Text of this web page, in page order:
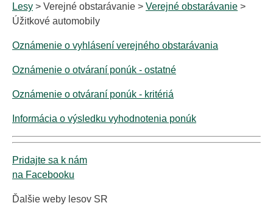
Lesy > Verejné obstarávanie > Verejné obstarávanie >
Úžitkové automobily
Oznámenie o vyhlásení verejného obstarávania
Oznámenie o otváraní ponúk - ostatné
Oznámenie o otváraní ponúk - kritériá
Informácia o výsledku vyhodnotenia ponúk
Pridajte sa k nám
na Facebooku
Ďalšie weby lesov SR